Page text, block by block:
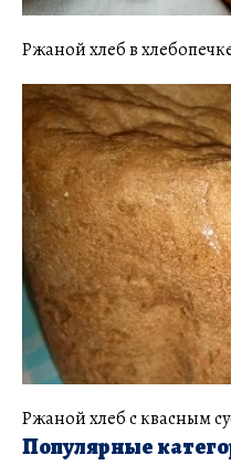
Ржаной хлеб в
Ржаной хлеб с квасным
Популярные